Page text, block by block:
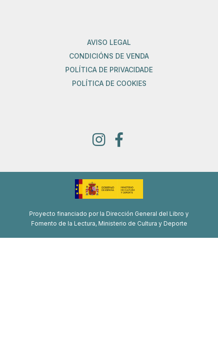
AVISO LEGAL
CONDICIÓNS DE VENDA
POLÍTICA DE PRIVACIDADE
POLÍTICA DE COOKIES
Proyecto financiado por la Dirección General del Libro y
Fomento de la Lectura, Ministerio de Cultura y Deporte